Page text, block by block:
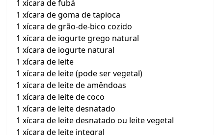
1 xícara de fubá
1 xícara de goma de tapioca
1 xícara de grão-de-bico cozido
1 xícara de iogurte grego natural
1 xícara de iogurte natural
1 xícara de leite
1 xícara de leite (pode ser vegetal)
1 xícara de leite de amêndoas
1 xícara de leite de coco
1 xícara de leite desnatado
1 xícara de leite desnatado ou leite vegetal
1 xícara de leite integral